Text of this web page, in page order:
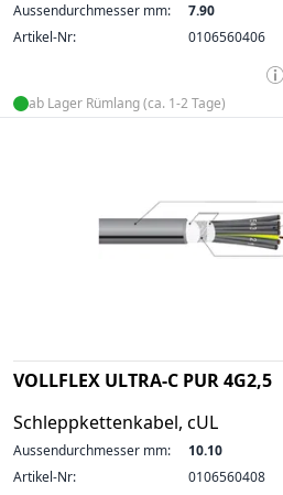
Aussendurchmesser mm:
7.90
Artikel-Nr:
0106560406
ab Lager Rümlang (ca. 1-2 Tage)
VOLLFLEX ULTRA-C PUR 4G2,5
Schleppkettenkabel, cUL
Aussendurchmesser mm:
10.10
Artikel-Nr:
0106560408